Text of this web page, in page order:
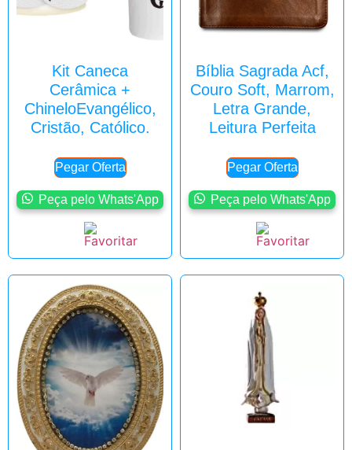
Kit Caneca
Cerâmica +
ChineloEvangélico,
Cristão, Católico.
Pegar Oferta
Peça pelo Whats'App
Bíblia Sagrada Acf,
Couro Soft, Marrom,
Letra Grande,
Leitura Perfeita
Pegar Oferta
Peça pelo Whats'App